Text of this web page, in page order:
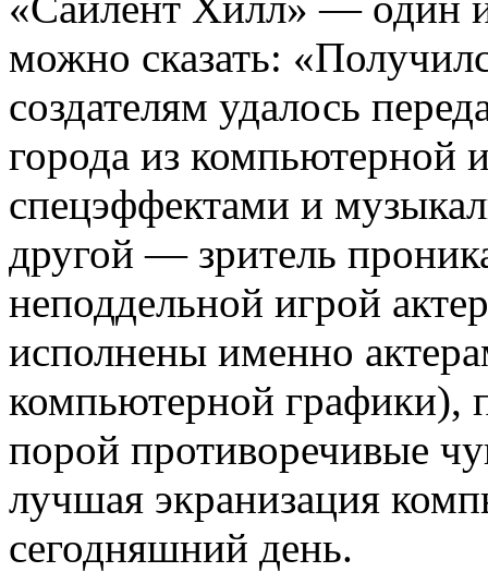
можно сказать:
создателям удалось
города из компьютерной
спецэффектами и
другой — зритель
неподдельной игрой
исполнены именно
компьютерной графики),
порой противоречивые
лучшая экранизация
сегодняшний день.